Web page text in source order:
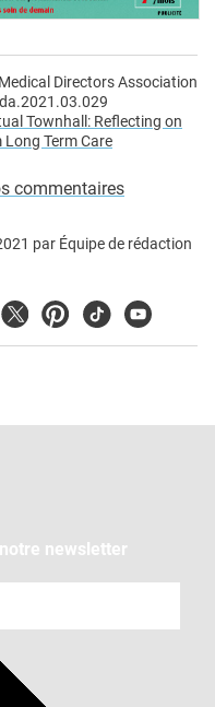
Directors Association
Townhall: Reflecting on
Term Care
commentaires
par Équipe de rédaction
TwitterPinterest
TiktokYoutube
newsletter